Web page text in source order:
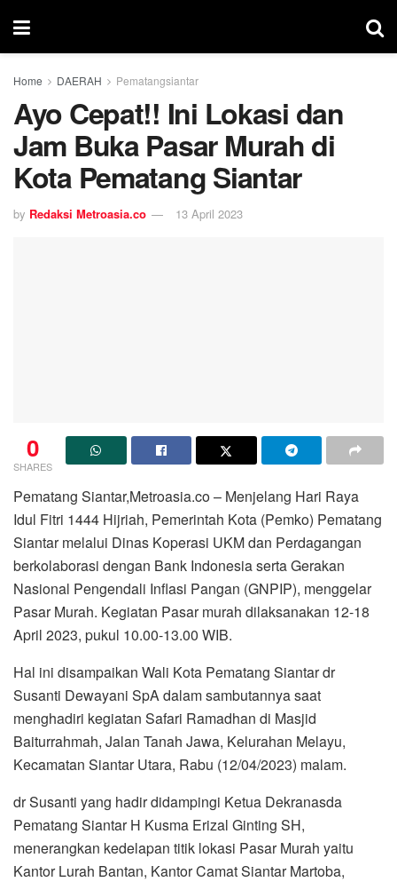
Home DAERAH Pematangsiantar
Ayo Cepat!! Ini Lokasi dan
Jam Buka Pasar Murah di
Kota Pematang Siantar
by Redaksi Metroasia.co 13 April 2023
0
SHARES
Pematang Siantar,Metroasia.co – Menjelang Hari Raya
Idul Fitri 1444 Hijriah, Pemerintah Kota (Pemko) Pematang
Siantar melalui Dinas Koperasi UKM dan Perdagangan
berkolaborasi dengan Bank Indonesia serta Gerakan
Nasional Pengendali Inflasi Pangan (GNPIP), menggelar
Pasar Murah. Kegiatan Pasar murah dilaksanakan 12-18
April 2023, pukul 10.00-13.00 WIB.
Hal ini disampaikan Wali Kota Pematang Siantar dr
Susanti Dewayani SpA dalam sambutannya saat
menghadiri kegiatan Safari Ramadhan di Masjid
Baiturrahmah, Jalan Tanah Jawa, Kelurahan Melayu,
Kecamatan Siantar Utara, Rabu (12/04/2023) malam.
dr Susanti yang hadir didampingi Ketua Dekranasda
Pematang Siantar H Kusma Erizal Ginting SH,
menerangkan kedelapan titik lokasi Pasar Murah yaitu
Kantor Lurah Bantan, Kantor Camat Siantar Martoba,